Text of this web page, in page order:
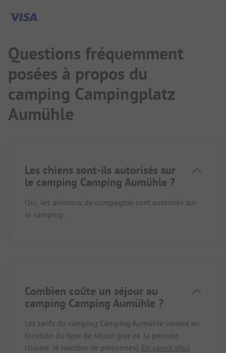
Questions fréquemment
posées à propos du
camping Campingplatz
Aumühle
Les chiens sont-ils autorisés sur
le camping Camping Aumühle ?
Oui, les animaux de compagnie sont autorisés sur
le camping.
Combien coûte un séjour au
camping Camping Aumühle ?
Les tarifs du camping Camping Aumühle varient en
fonction du type de séjour (par ex. la période
choisie, le nombre de personnes). En savoir plus